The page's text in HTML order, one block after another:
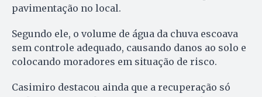
pavimentação no local.
Segundo ele, o volume de água da chuva escoava
sem controle adequado, causando danos ao solo e
colocando moradores em situação de risco.
Casimiro destacou ainda que a recuperação só